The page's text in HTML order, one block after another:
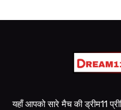
यहाँ आपको सारे मैच की ड्रीम11